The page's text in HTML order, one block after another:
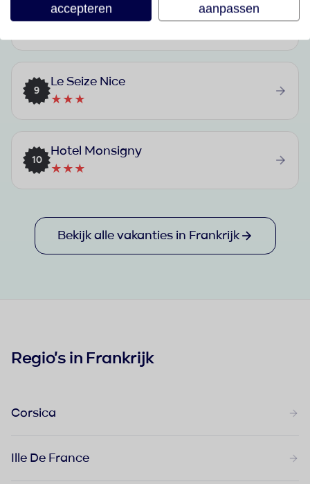
8
Domaine de Camiole
9
Le Seize Nice
★★★
10
Hotel Monsigny
★★★
Bekijk alle vakanties in Frankrijk
Regio's in Frankrijk
Corsica
Ille De France
accepteren
aanpassen